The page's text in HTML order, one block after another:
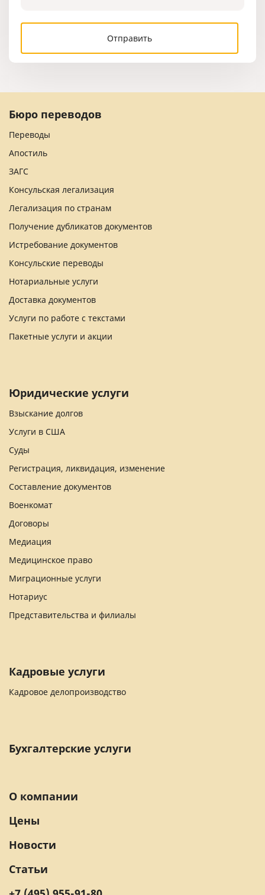
Бюро переводов
Переводы
Апостиль
ЗАГС
Консульская легализация
Легализация по странам
Получение дубликатов документов
Истребование документов
Консульские переводы
Нотариальные услуги
Доставка документов
Услуги по работе с текстами
Пакетные услуги и акции
Юридические услуги
Взыскание долгов
Услуги в США
Суды
Регистрация, ликвидация, изменение
Составление документов
Военкомат
Договоры
Медиация
Медицинское право
Миграционные услуги
Нотариус
Представительства и филиалы
Кадровые услуги
Кадровое делопроизводство
Бухгалтерские услуги
О компании
Цены
Новости
Статьи